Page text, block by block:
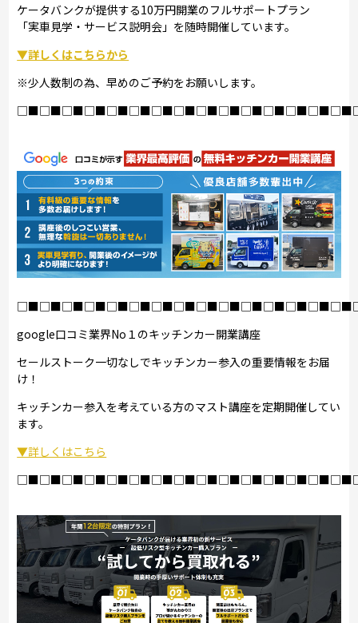
ケータバンクが提供する10万円開業のフルサポートプラン
「実車見学・サービス説明会」を随時開催しています。
▼詳しくはこちらから
※少人数制の為、早めのご予約をお願いします。
google口コミ業界No１のキッチンカー開業講座
セールストーク一切なしでキッチンカー参入の重要情報をお届
け！
キッチンカー参入を考えている方のマスト講座を定期開催してい
ます。
▼詳しくはこちら